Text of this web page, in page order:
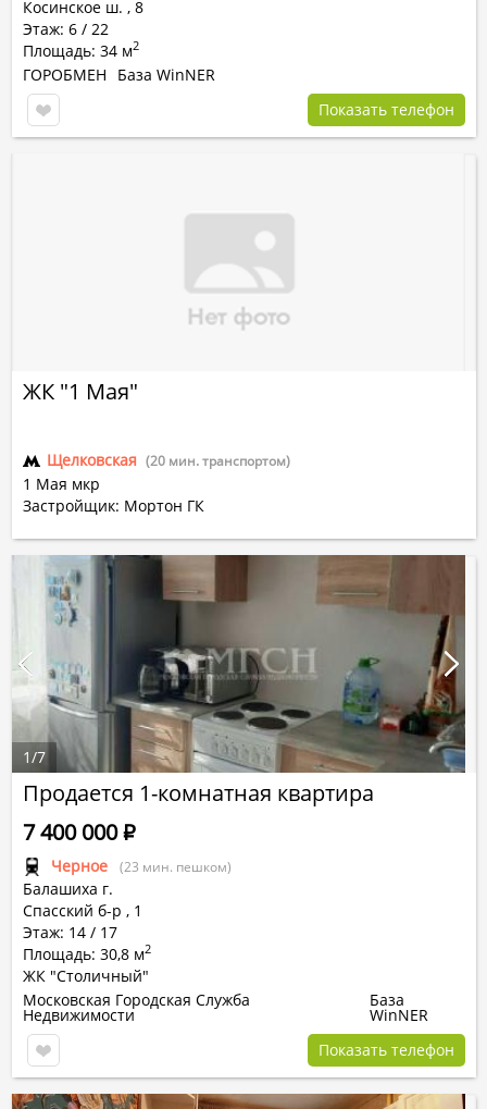
Косинское ш. , 8
Этаж: 6 / 22
Площадь: 34 м2
ГОРОБМЕН
База WinNER
Показать телефон
ЖК "1 Мая"
Щелковская (20 мин. транспортом)
1 Мая мкр
Застройщик: Мортон ГК
Продается 1-комнатная квартира
Черное (23 мин. пешком)
Балашиха г.
Спасский б-р , 1
Этаж: 14 / 17
Площадь: 30,8 м2
ЖК "Столичный"
7 400 000Р
Московская Городская Служба
Недвижимости
База
WinNER
Показать телефон
1/7